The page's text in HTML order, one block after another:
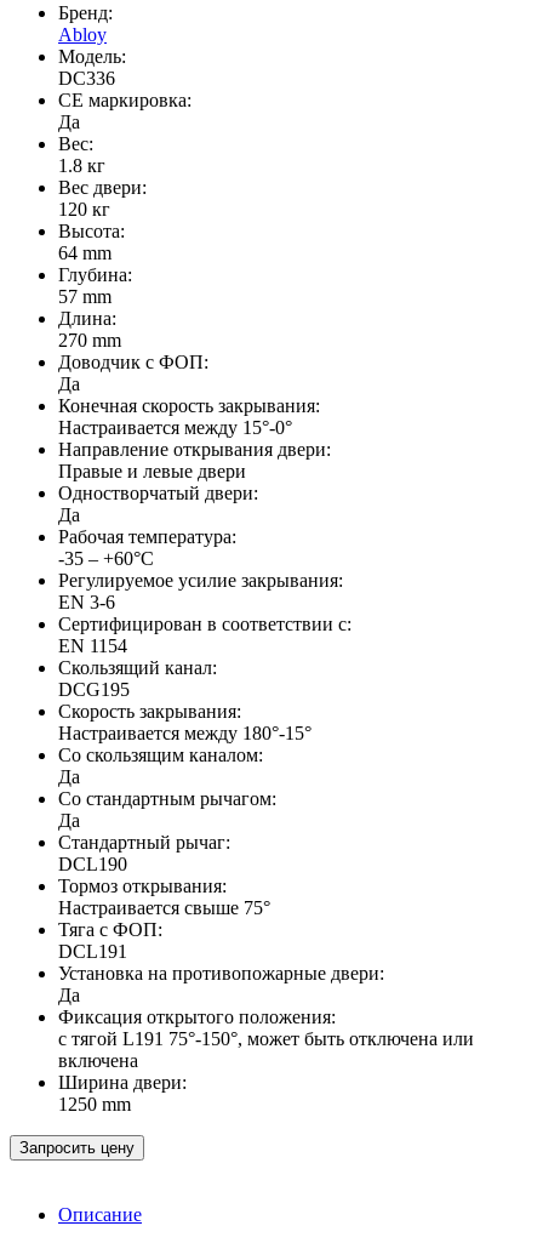
Бренд:
Abloy
Модель:
DC336
CE маркировка:
Да
Вес:
1.8 кг
Вес двери:
120 кг
Высота:
64 mm
Глубина:
57 mm
Длина:
270 mm
Доводчик с ФОП:
Да
Конечная скорость закрывания:
Настраивается между 15°-0°
Направление открывания двери:
Правые и левые двери
Одностворчатый двери:
Да
Рабочая температура:
-35 – +60°С
Регулируемое усилие закрывания:
EN 3-6
Сертифицирован в соответствии с:
EN 1154
Скользящий канал:
DCG195
Скорость закрывания:
Настраивается между 180°-15°
Со скользящим каналом:
Да
Со стандартным рычагом:
Да
Стандартный рычаг:
DCL190
Тормоз открывания:
Настраивается свыше 75°
Тяга с ФОП:
DCL191
Установка на противопожарные двери:
Да
Фиксация открытого положения:
с тягой L191 75°-150°, может быть отключена или
включена
Ширина двери:
1250 mm
Запросить цену
Описание